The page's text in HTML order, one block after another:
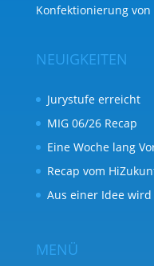
Konfektionierung
NEUIGKEITEN
Jurystufe erreicht
MIG 06/26 Recap
Eine Woche lang
Recap vom
Aus einer Idee
MENÜ